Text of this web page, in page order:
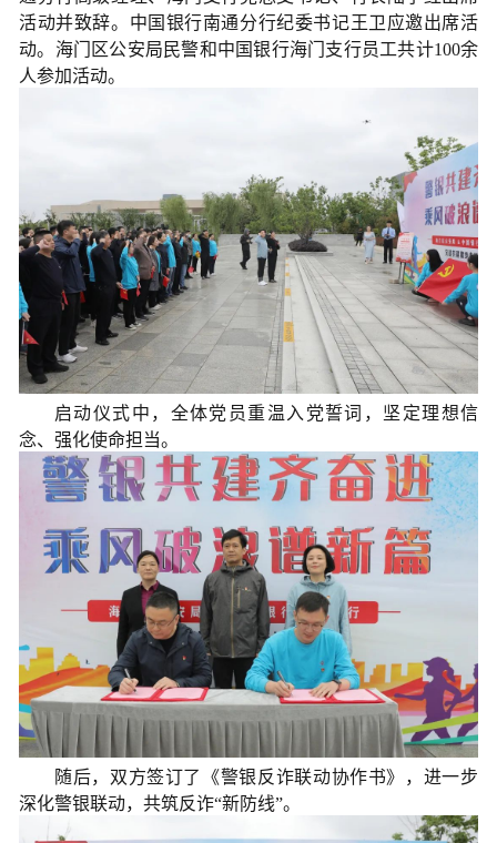
活动并致辞。中国银行南通分行纪委书记王卫应邀出席活
动。海门区公安局民警和中国银行海门支行员工共计100余
人参加活动。
启动仪式中，全体党员重温入党誓词，坚定理想信
念、强化使命担当。
随后，双方签订了《警银反诈联动协作书》，进一步
深化警银联动，共筑反诈“新防线”。